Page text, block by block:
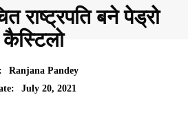
राष्ट्रपति बने पेड्रो
कैस्टिलो
Ranjana Pandey
July 20, 2021